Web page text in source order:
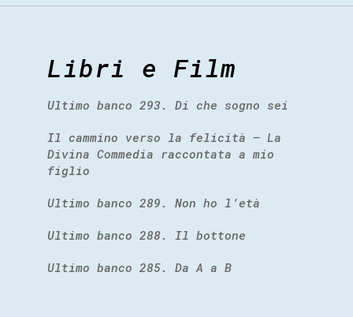
Libri e Film
Ultimo banco 293. Di che sogno sei
Il cammino verso la felicità – La
Divina Commedia raccontata a mio
figlio
Ultimo banco 289. Non ho l’età
Ultimo banco 288. Il bottone
Ultimo banco 285. Da A a B